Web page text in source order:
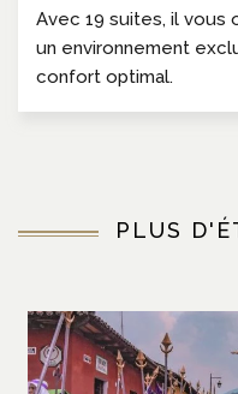
Avec 19 suites, il vous
un environnement
confort optimal.
PLUS